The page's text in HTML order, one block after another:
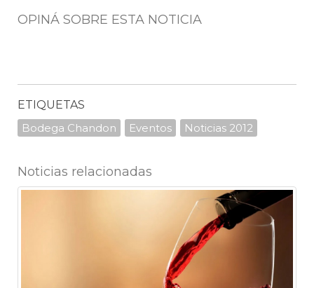
OPINÁ SOBRE ESTA NOTICIA
ETIQUETAS
Bodega Chandon
Eventos Noticias 2012
Noticias relacionadas